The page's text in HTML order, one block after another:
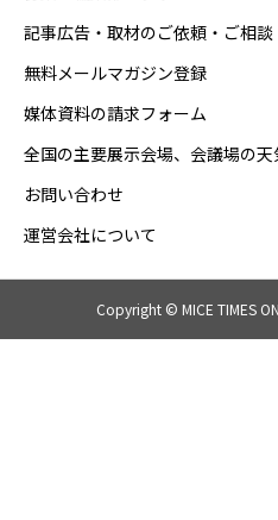
記事広告・取材のご依頼・ご相談
無料メールマガジン登録
媒体資料の請求フォーム
全国の主要展示会場、会議場の天
お問い合わせ
運営会社について
Copyright © MICE TIMES